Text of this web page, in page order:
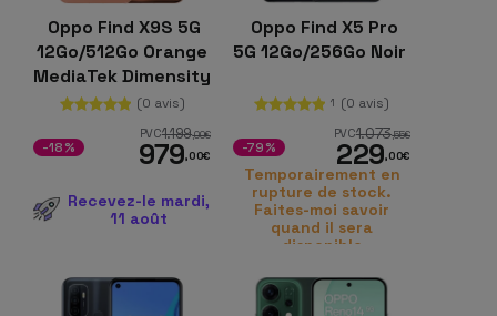
Oppo Find X9S 5G
12Go/512Go Orange
MediaTek Dimensity
9500 (3 nm)
(0 avis)
PVC1.199,00€
979,00€
-18%
Recevez-le mardi,
11 août
Oppo Find X5 Pro
5G 12Go/256Go Noir
1 (0 avis)
PVC1.073,55€
229,00€
-79%
Temporairement en
rupture de stock.
Faites-moi savoir
quand il sera
disponible